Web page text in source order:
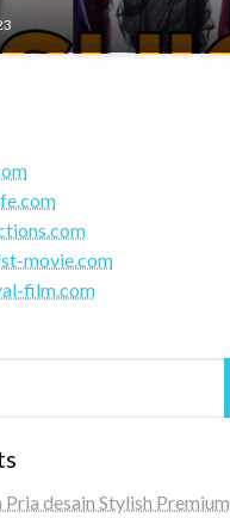
movie.com
film.com
Pria desain Stylish Premium